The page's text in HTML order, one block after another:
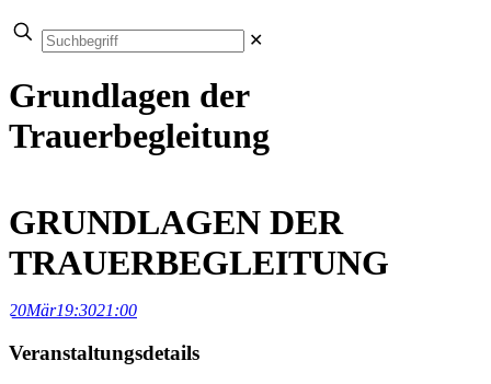
✕
Grundlagen der
Trauerbegleitung
GRUNDLAGEN DER
TRAUERBEGLEITUNG
20Mär19:3021:00
Veranstaltungsdetails